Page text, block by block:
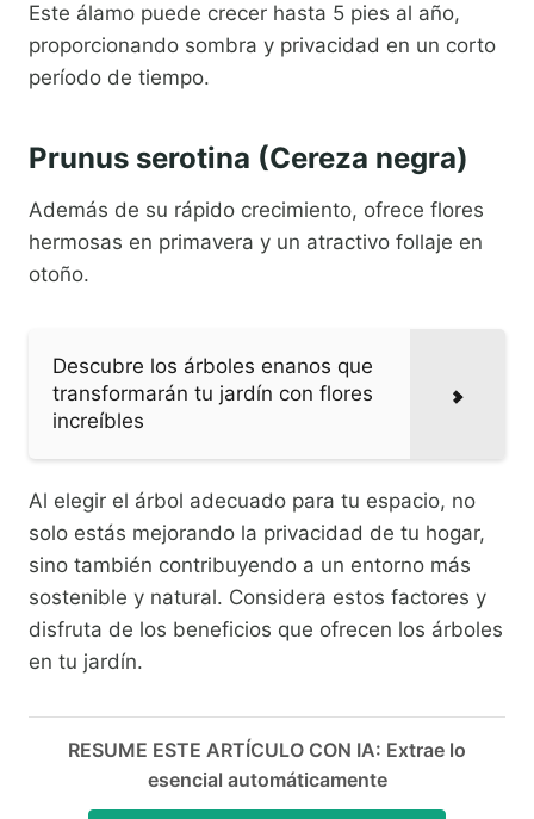
Este álamo puede crecer hasta 5 pies al año,
proporcionando sombra y privacidad en un corto
período de tiempo.
Prunus serotina (Cereza negra)
Además de su rápido crecimiento, ofrece flores
hermosas en primavera y un atractivo follaje en
otoño.
Descubre los árboles enanos que
transformarán tu jardín con flores
increíbles
Al elegir el árbol adecuado para tu espacio, no
solo estás mejorando la privacidad de tu hogar,
sino también contribuyendo a un entorno más
sostenible y natural. Considera estos factores y
disfruta de los beneficios que ofrecen los árboles
en tu jardín.
RESUME ESTE ARTÍCULO CON IA: Extrae lo
esencial automáticamente